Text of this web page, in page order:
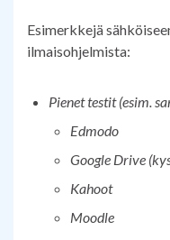
Esimerkkejä
ilmaisohjelmista:
Pienet testit (esim.
Edmodo
Google Drive
Kahoot
Moodle